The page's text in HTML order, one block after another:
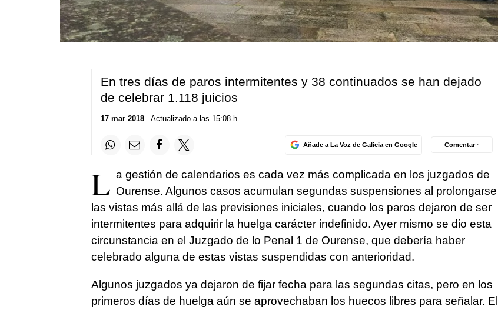
En tres días de paros intermitentes y 38 continuados se han dejado
de celebrar 1.118 juicios
17 mar 2018. Actualizado a las 15:08 h.
Añade a La Voz de Galicia en Google Comentar ·
L a gestión de calendarios es cada vez más complicada en los juzgados de
Ourense. Algunos casos acumulan segundas suspensiones al prolongarse
las vistas más allá de las previsiones iniciales, cuando los paros dejaron de ser
intermitentes para adquirir la huelga carácter indefinido. Ayer mismo se dio esta
circunstancia en el Juzgado de lo Penal 1 de Ourense, que debería haber
celebrado alguna de estas vistas suspendidas con anterioridad.
Algunos juzgados ya dejaron de fijar fecha para las segundas citas, pero en los
primeros días de huelga aún se aprovechaban los huecos libres para señalar. El